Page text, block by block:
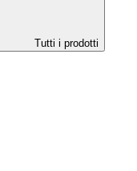
Tutti i prodotti